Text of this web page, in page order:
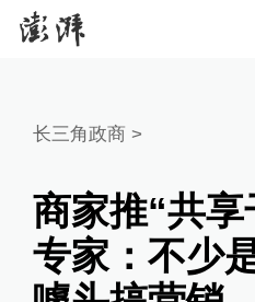
长三角政商 >
商家推“共享
专家：不少